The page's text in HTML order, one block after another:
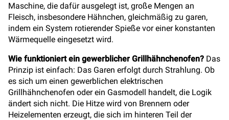
Maschine, die dafür ausgelegt ist, große Mengen an
Fleisch, insbesondere Hähnchen, gleichmäßig zu garen,
indem ein System rotierender Spieße vor einer konstanten
Wärmequelle eingesetzt wird.
Wie funktioniert ein gewerblicher Grillhähnchenofen? Das
Prinzip ist einfach: Das Garen erfolgt durch Strahlung. Ob
es sich um einen gewerblichen elektrischen
Grillhähnchenofen oder ein Gasmodell handelt, die Logik
ändert sich nicht. Die Hitze wird von Brennern oder
Heizelementen erzeugt, die sich im hinteren Teil der